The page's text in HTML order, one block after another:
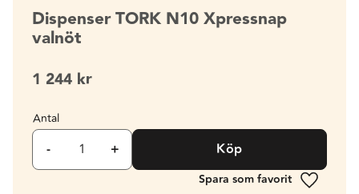
Dispenser TORK N10 Xpressnap
valnöt
1 244 kr
Antal
+
- Köp
Lägg till